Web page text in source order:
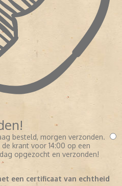
besteld, morgen verzonden.
krant voor 14:00 op een
opgezocht en verzonden!
een certificaat van echtheid